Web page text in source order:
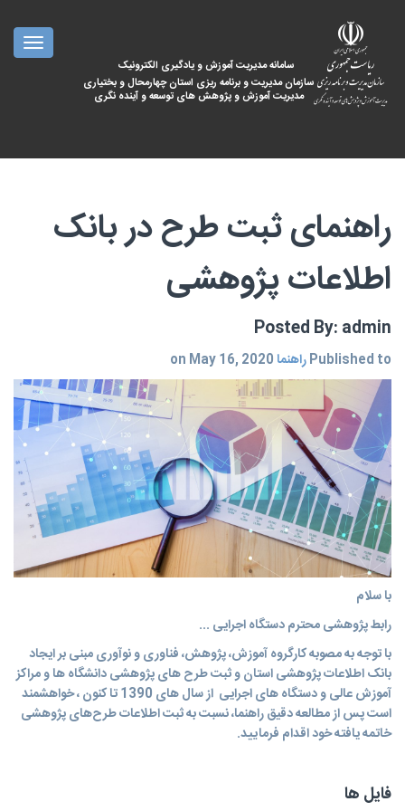
سامانه مدیریت آموزش و یادگیری الکترونیک
سازمان مدیریت و برنامه ریزی استان چهارمحال و بختیاری
مدیریت آموزش و پژوهش های توسعه و آینده نگری
راهنمای ثبت طرح‌ در بانک
اطلاعات پژوهشی
Posted By: admin
Published toراهنما
با سلام
رابط پژوهشی محترم دستگاه اجرایی ...
با توجه به مصوبه کارگروه آموزش، پژوهش، فناوری و نوآوری مبنی بر ایجاد
بانک اطلاعات پژوهشی استان و ثبت طرح های پژوهشی دانشگاه ها و مراکز
آموزش عالی و دستگاه های اجرایی از سال های 1390 تا کنون ، خواهشمند
است پس از مطالعه دقیق راهنما، نسبت به ثبت اطلاعات طرح‌های پژوهشی
خاتمه یافته خود اقدام فرمایید.
فایل ها